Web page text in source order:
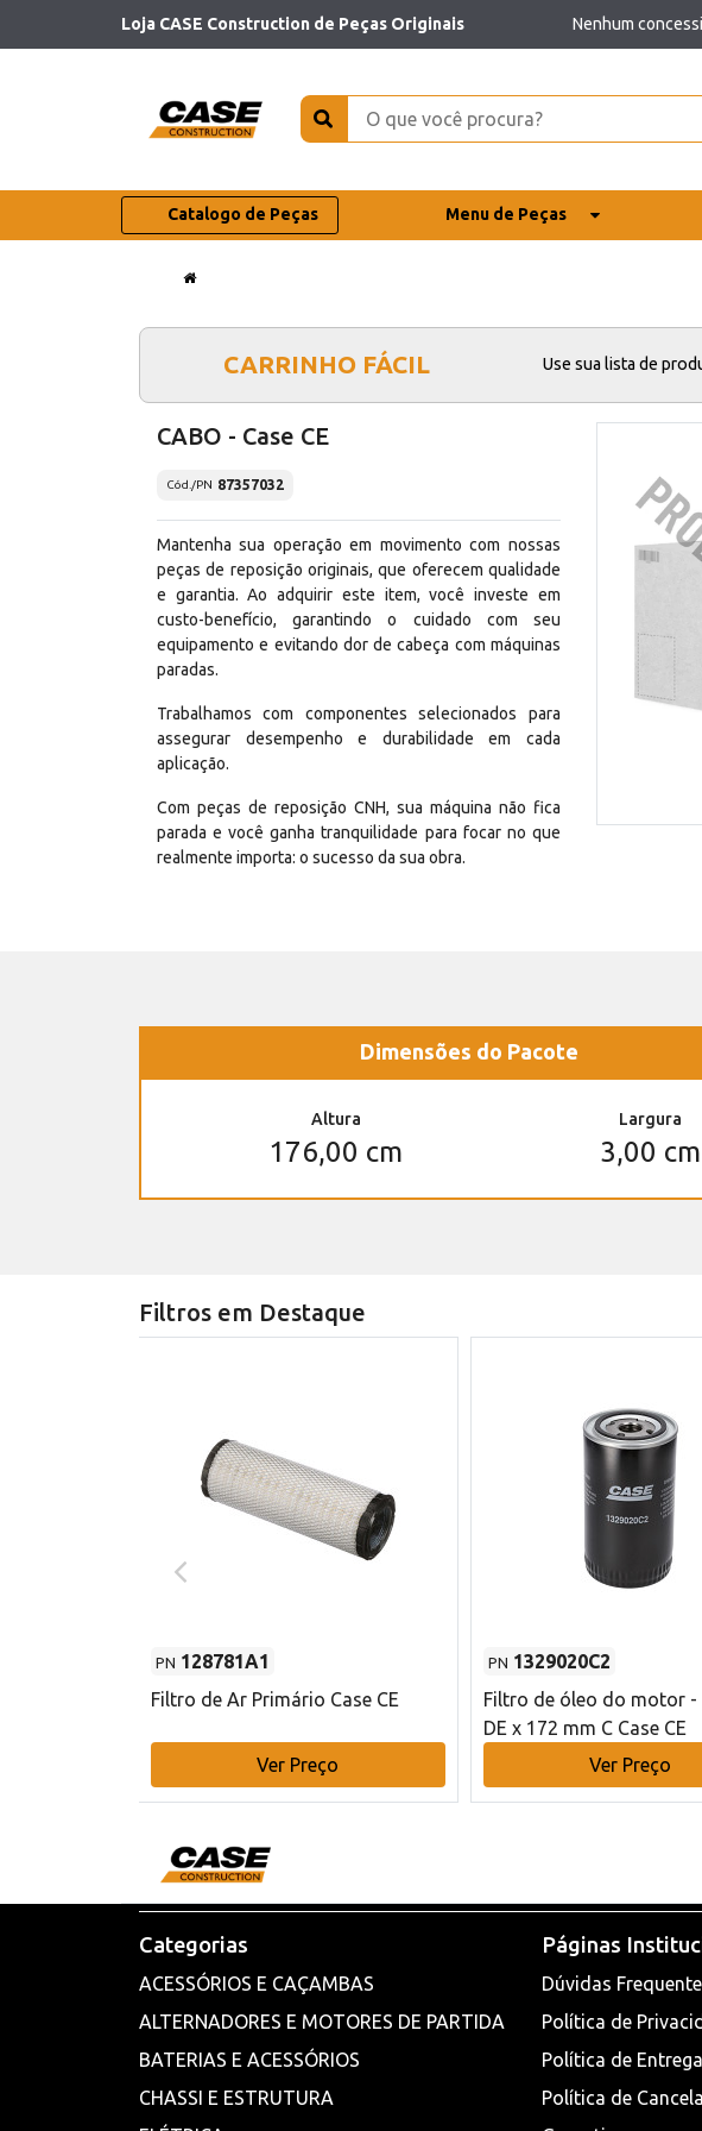
Loja CASE Construction de Peças Originais Nenhum
Catalogo de Peças Menu de Peças
CARRINHO FÁCIL Use sua lista de
CABO - Case CE
Cód./PN 87357032
Mantenha sua operação em movimento com nossas
peças de reposição originais, que oferecem qualidade
e garantia. Ao adquirir este item, você investe em
custo-benefício, garantindo o cuidado com seu
equipamento e evitando dor de cabeça com máquinas
paradas.
Trabalhamos com componentes selecionados para
assegurar desempenho e durabilidade em cada
aplicação.
Com peças de reposição CNH, sua máquina não fica
parada e você ganha tranquilidade para focar no que
realmente importa: o sucesso da sua obra.
Dimensões do Pacote
Altura
176,00 cm
Largura
3,00 cm
Filtros em Destaque
PN 128781A1
Filtro de Ar Primário Case CE
Ver Preço
PN 1329020C2
Filtro de óleo do motor -
DE x 172 mm C Case CE
Ver Preço
Categorias
ACESSÓRIOS E CAÇAMBAS
ALTERNADORES E MOTORES DE PARTIDA
BATERIAS E ACESSÓRIOS
CHASSI E ESTRUTURA
Páginas
Dúvidas
Política de
Política de
Política de